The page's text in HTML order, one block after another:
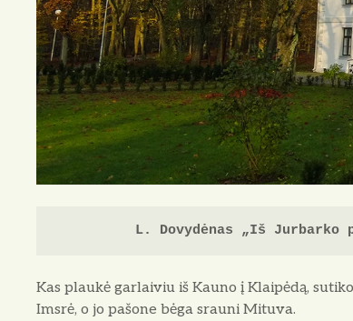
L. Dovydėnas „Iš
Kas plaukė garlaiviu iš Kau­no į Klaipėdą,
Imsrė, o jo pašone bėga srauni Mituva.